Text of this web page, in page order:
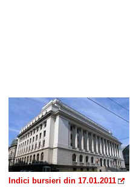
Indici bursieri din 17.01.2011